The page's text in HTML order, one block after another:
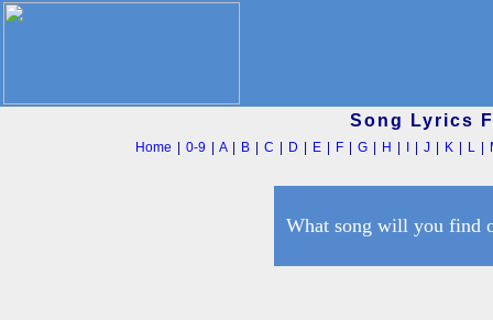
Song Lyrics
Home |0-9 |A| B |C D E F |G H |J K L
What song will you find